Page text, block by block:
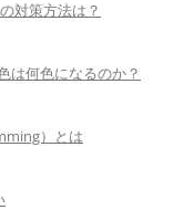
対策方法は？
は何色になるのか？
）とは